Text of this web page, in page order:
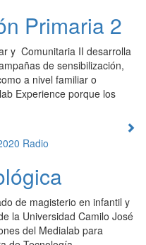
Primaria 2
y Comunitaria II desarrolla
de sensibilización,
a nivel familiar o
Experience porque los
Radio
de magisterio en infantil y
la Universidad Camilo José
del Medialab para